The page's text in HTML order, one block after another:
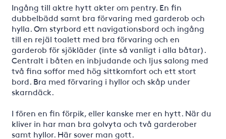
Ingång till aktre hytt akter om pentry. En fin
dubbelbädd samt bra förvaring med garderob och
hylla. Om styrbord ett navigationsbord och ingång
till en rejäl toalett med bra förvaring och en
garderob för sjökläder (inte så vanligt i alla båtar).
Centralt i båten en inbjudande och ljus salong med
två fina soffor med hög sittkomfort och ett stort
bord. Bra med förvaring i hyllor och skåp under
skarndäck.
I fören en fin förpik, eller kanske mer en hytt. När du
kliver in har man bra golvyta och två garderober
samt hyllor. Här sover man gott.